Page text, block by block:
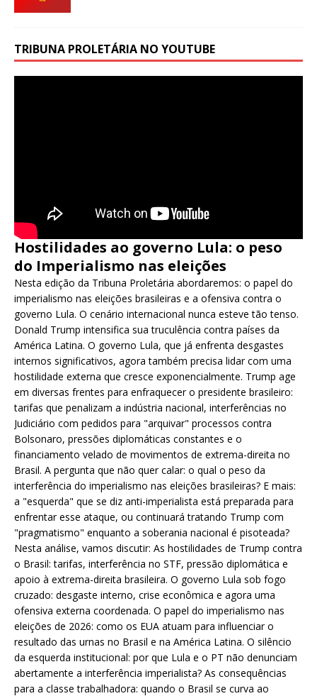
TRIBUNA PROLETÁRIA NO YOUTUBE
Hostilidades ao governo Lula: o peso
do Imperialismo nas eleições
Nesta edição da Tribuna Proletária abordaremos: o papel do
imperialismo nas eleições brasileiras e a ofensiva contra o
governo Lula. O cenário internacional nunca esteve tão tenso.
Donald Trump intensifica sua truculência contra países da
América Latina. O governo Lula, que já enfrenta desgastes
internos significativos, agora também precisa lidar com uma
hostilidade externa que cresce exponencialmente. Trump age
em diversas frentes para enfraquecer o presidente brasileiro:
tarifas que penalizam a indústria nacional, interferências no
Judiciário com pedidos para "arquivar" processos contra
Bolsonaro, pressões diplomáticas constantes e o
financiamento velado de movimentos de extrema-direita no
Brasil. A pergunta que não quer calar: o qual o peso da
interferência do imperialismo nas eleições brasileiras? E mais:
a "esquerda" que se diz anti-imperialista está preparada para
enfrentar esse ataque, ou continuará tratando Trump com
"pragmatismo" enquanto a soberania nacional é pisoteada?
Nesta análise, vamos discutir: As hostilidades de Trump contra
o Brasil: tarifas, interferência no STF, pressão diplomática e
apoio à extrema-direita brasileira. O governo Lula sob fogo
cruzado: desgaste interno, crise econômica e agora uma
ofensiva externa coordenada. O papel do imperialismo nas
eleições de 2026: como os EUA atuam para influenciar o
resultado das urnas no Brasil e na América Latina. O silêncio
da esquerda institucional: por que Lula e o PT não denunciam
abertamente a interferência imperialista? As consequências
para a classe trabalhadora: quando o Brasil se curva ao